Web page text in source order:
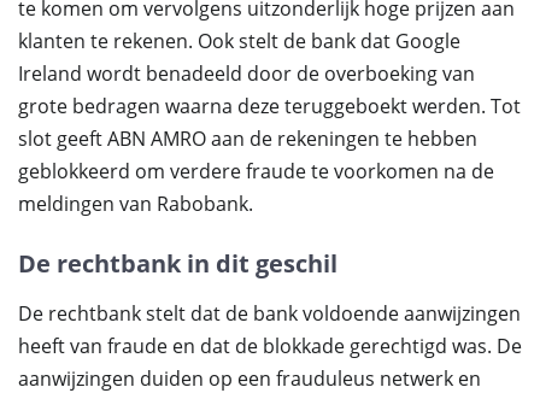
te komen om vervolgens uitzonderlijk hoge prijzen aan
klanten te rekenen. Ook stelt de bank dat Google
Ireland wordt benadeeld door de overboeking van
grote bedragen waarna deze teruggeboekt werden. Tot
slot geeft ABN AMRO aan de rekeningen te hebben
geblokkeerd om verdere fraude te voorkomen na de
meldingen van Rabobank.
De rechtbank in dit geschil
De rechtbank stelt dat de bank voldoende aanwijzingen
heeft van fraude en dat de blokkade gerechtigd was. De
aanwijzingen duiden op een frauduleus netwerk en